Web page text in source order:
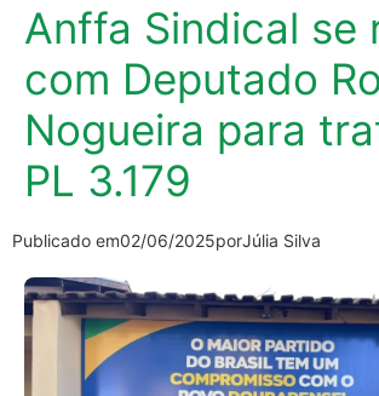
Anffa Sindical se
com Deputado
Nogueira para
PL 3.179
Publicado em02/06/2025porJúlia Silva